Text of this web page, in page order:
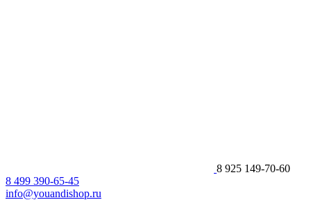
8 925 149-70-60
8 499 390-65-45
info@youandishop.ru